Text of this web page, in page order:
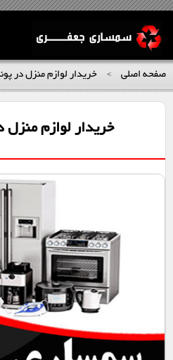
صفحه اصلی > خریدار لوازم منزل در
خریدار لوازم